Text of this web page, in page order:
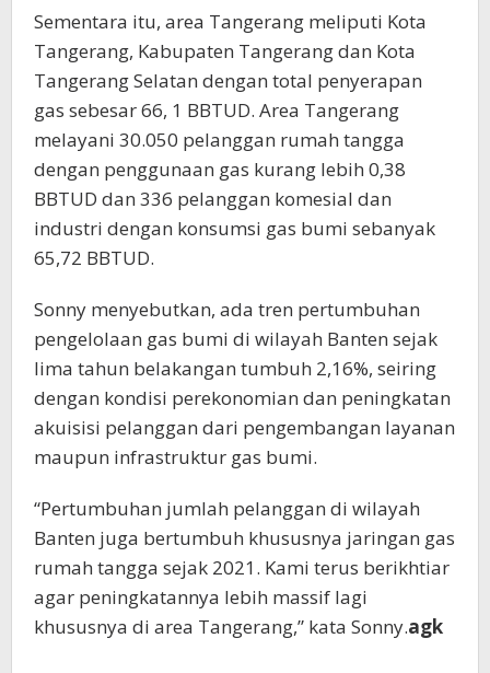
Sementara itu, area Tangerang meliputi Kota
Tangerang, Kabupaten Tangerang dan Kota
Tangerang Selatan dengan total penyerapan
gas sebesar 66, 1 BBTUD. Area Tangerang
melayani 30.050 pelanggan rumah tangga
dengan penggunaan gas kurang lebih 0,38
BBTUD dan 336 pelanggan komesial dan
industri dengan konsumsi gas bumi sebanyak
65,72 BBTUD.
Sonny menyebutkan, ada tren pertumbuhan
pengelolaan gas bumi di wilayah Banten sejak
lima tahun belakangan tumbuh 2,16%, seiring
dengan kondisi perekonomian dan peningkatan
akuisisi pelanggan dari pengembangan layanan
maupun infrastruktur gas bumi.
“Pertumbuhan jumlah pelanggan di wilayah
Banten juga bertumbuh khususnya jaringan gas
rumah tangga sejak 2021. Kami terus berikhtiar
agar peningkatannya lebih massif lagi
khususnya di area Tangerang,” kata Sonny.agk